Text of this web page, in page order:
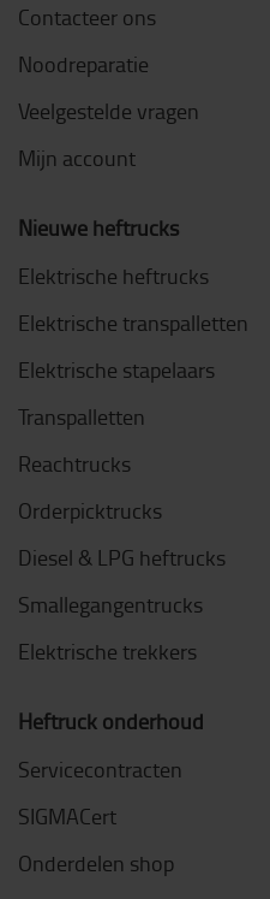
Contacteer ons
Noodreparatie
Veelgestelde vragen
Mijn account
Nieuwe heftrucks
Elektrische heftrucks
Elektrische transpalletten
Elektrische stapelaars
Transpalletten
Reachtrucks
Orderpicktrucks
Diesel & LPG heftrucks
Smallegangentrucks
Elektrische trekkers
Heftruck onderhoud
Servicecontracten
SIGMACert
Onderdelen shop